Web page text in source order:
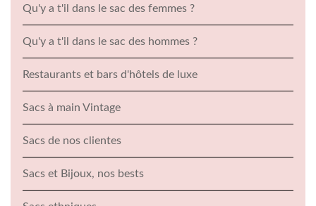
Qu'y a t'il dans le sac des femmes ?
Qu'y a t'il dans le sac des hommes ?
Restaurants et bars d'hôtels de luxe
Sacs à main Vintage
Sacs de nos clientes
Sacs et Bijoux, nos bests